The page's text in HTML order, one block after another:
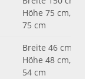
Höhe 75 cm, Tiefe
75 cm
Breite 46 cm,
Höhe 48 cm, Tiefe
54 cm